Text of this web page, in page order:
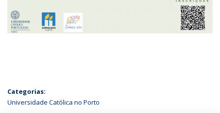
Categorias:
Universidade Católica no Porto